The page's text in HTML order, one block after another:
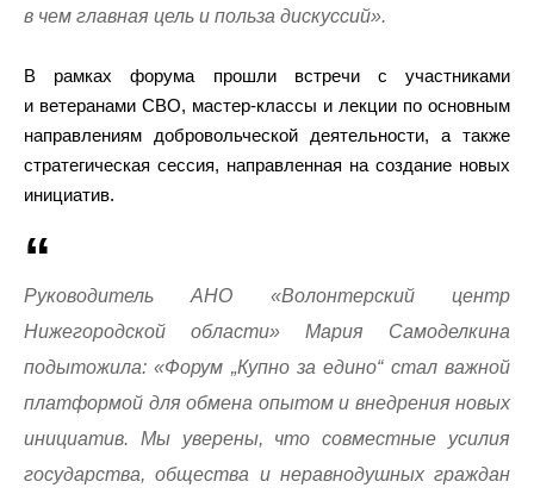
в чем главная цель и польза дискуссий».
В рамках форума прошли встречи с участниками
и ветеранами СВО, мастер-классы и лекции по основным
направлениям добровольческой деятельности, а также
стратегическая сессия, направленная на создание новых
инициатив.
Руководитель АНО «Волонтерский центр
Нижегородской области» Мария Самоделкина
подытожила: «Форум „Купно за едино“ стал важной
платформой для обмена опытом и внедрения новых
инициатив. Мы уверены, что совместные усилия
государства, общества и неравнодушных граждан